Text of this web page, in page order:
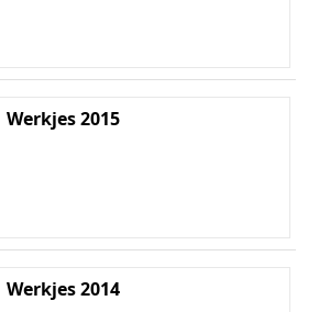
Werkjes 2015
Werkjes 2014